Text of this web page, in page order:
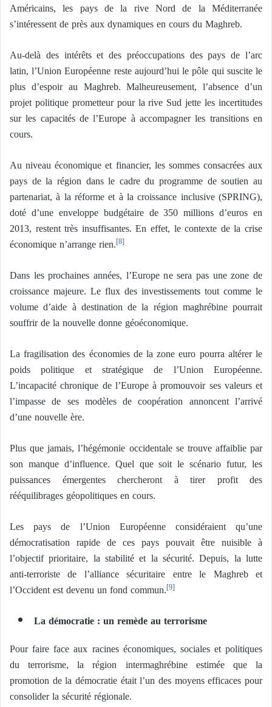
Américains, les pays de la rive Nord de la Méditerranée
s’intéressent de près aux dynamiques en cours du Maghreb.
Au-delà des intérêts et des préoccupations des pays de l’arc
latin, l’Union Européenne reste aujourd’hui le pôle qui suscite le
plus d’espoir au Maghreb. Malheureusement, l’absence d’un
projet politique prometteur pour la rive Sud jette les incertitudes
sur les capacités de l’Europe à accompagner les transitions en
cours.
Au niveau économique et financier, les sommes consacrées aux
pays de la région dans le cadre du programme de soutien au
partenariat, à la réforme et à la croissance inclusive (SPRING),
doté d’une enveloppe budgétaire de 350 millions d’euros en
2013, restent très insuffisantes. En effet, le contexte de la crise
économique n’arrange rien.[8]
Dans les prochaines années, l’Europe ne sera pas une zone de
croissance majeure. Le flux des investissements tout comme le
volume d’aide à destination de la région maghrébine pourrait
souffrir de la nouvelle donne géoéconomique.
La fragilisation des économies de la zone euro pourra altérer le
poids politique et stratégique de l’Union Européenne.
L’incapacité chronique de l’Europe à promouvoir ses valeurs et
l’impasse de ses modèles de coopération annoncent l’arrivé
d’une nouvelle ère.
Plus que jamais, l’hégémonie occidentale se trouve affaiblie par
son manque d’influence. Quel que soit le scénario futur, les
puissances émergentes chercheront à tirer profit des
rééquilibrages géopolitiques en cours.
Les pays de l’Union Européenne considéraient qu’une
démocratisation rapide de ces pays pouvait être nuisible à
l’objectif prioritaire, la stabilité et la sécurité. Depuis, la lutte
anti-terroriste de l’alliance sécuritaire entre le Maghreb et
l’Occident est devenu un fond commun.[9]
La démocratie : un remède au terrorisme
Pour faire face aux racines économiques, sociales et politiques
du terrorisme, la région intermaghrébine estimée que la
promotion de la démocratie était l’un des moyens efficaces pour
consolider la sécurité régionale.